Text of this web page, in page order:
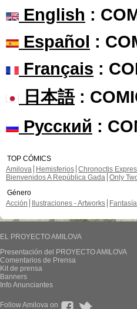
English :
Español :
Français :
日本語:
Русский :
TOP CÓMICS
Amilova
Hemisferios Chronoctis
Bienvenidos A República Gada Only
Género
Acción
Ilustraciones - Artworks
EL PROYECTO AMILOVA
Presentación del PROYECTO AMILOVA
Comentarios de Prensa
Kit de prensa
Banners
Info Anunciantes
Follow Amilova on